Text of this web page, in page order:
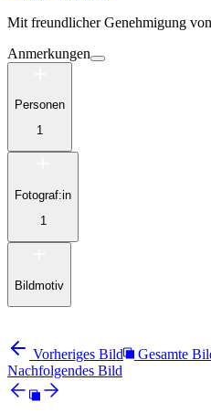
Mit freundlicher Genehmigung von
Anmerkungen
Personen
1
Fotograf:in
1
Bildmotiv
Vorheriges Bild
Gesamte
Nachfolgendes Bild